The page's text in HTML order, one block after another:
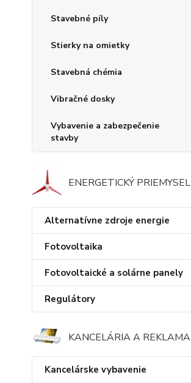
Stavebné píly
Stierky na omietky
Stavebná chémia
Vibračné dosky
Vybavenie a zabezpečenie
stavby
ENERGETICKÝ PRIEMYSEL
Alternatívne zdroje energie
Fotovoltaika
Fotovoltaické a solárne panely
Regulátory
KANCELÁRIA A REKLAMA
Kancelárske vybavenie